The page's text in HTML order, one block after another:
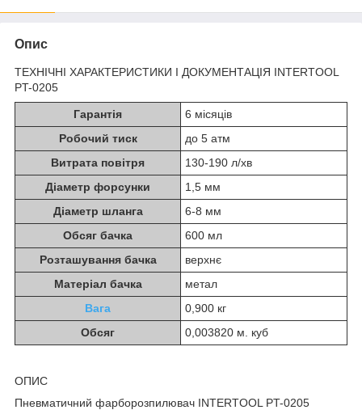
Опис
ТЕХНІЧНІ ХАРАКТЕРИСТИКИ І ДОКУМЕНТАЦІЯ INTERTOOL
PT-0205
Гарантія
6 місяців
Робочий тиск
до 5 атм
Витрата повітря
130-190 л/хв
Діаметр форсунки
1,5 мм
Діаметр шланга
6-8 мм
Обсяг бачка
600 мл
Розташування бачка
верхнє
Матеріал бачка
метал
Вага
0,900 кг
Обсяг
0,003820 м. куб
ОПИС
Пневматичний фарборозпилювач INTERTOOL PT-0205